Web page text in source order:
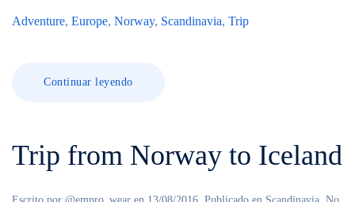
Adventure, Europe, Norway, Scandinavia, Trip
Continuar leyendo
Trip from Norway to Iceland